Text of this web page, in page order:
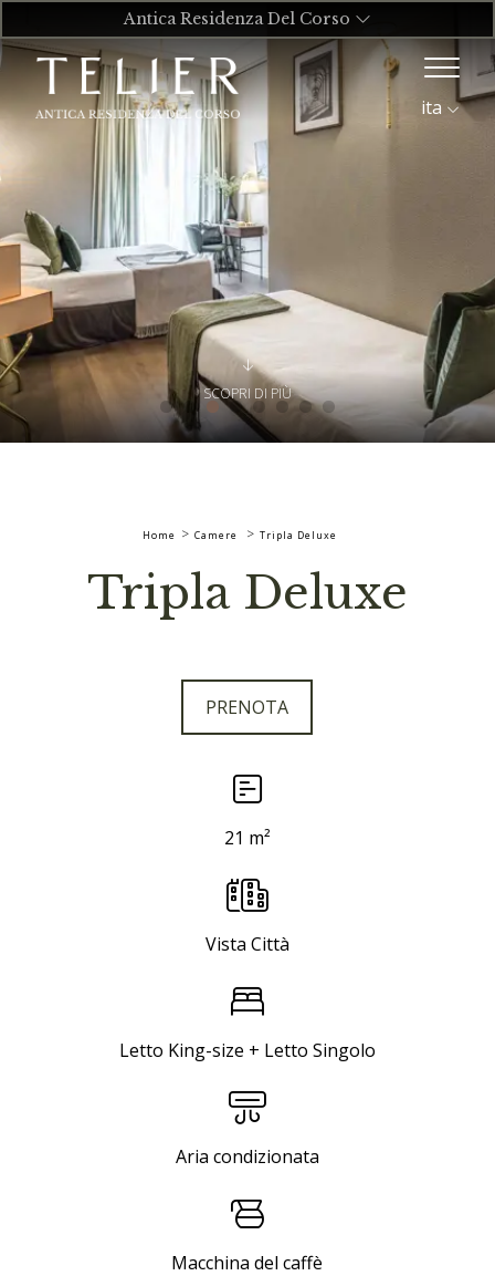
SCOPRI DI PIÙ
ita
Antica Residenza Del Corso
Home Camere Tripla Deluxe
Tripla Deluxe
PRENOTA
21 m²
Vista Città
Letto King-size + Letto Singolo
Aria condizionata
Macchina del caffè